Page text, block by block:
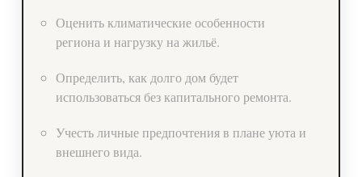
Оценить климатические особенности
региона и нагрузку на жильё.
Определить, как долго дом будет
использоваться без капитального ремонта.
Учесть личные предпочтения в плане уюта и
внешнего вида.